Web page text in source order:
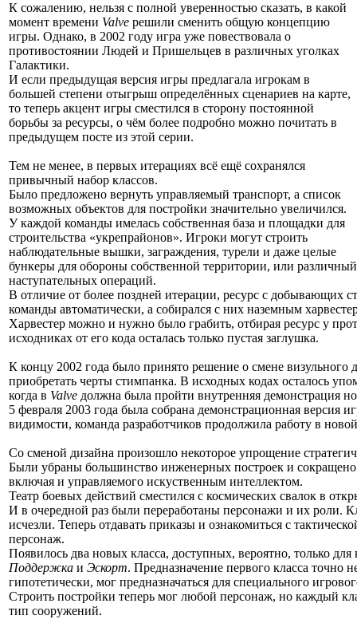
К сожалению, нельзя с полной уверенностью сказать, в какой
момент времени Valve решили сменить общую концепцию
игры. Однако, в 2002 году игра уже повествовала о
противостоянии Людей и Пришельцев в различных уголках
Галактики.
И если предыдущая версия игры предлагала игрокам в
большей степени отыгрыш определённых сценариев на карте,
то теперь акцент игры сместился в сторону постоянной
борьбы за ресурсы, о чём более подробно можно почитать в
предыдущем посте из этой серии.
Тем не менее, в первых итерациях всё ещё сохранялся
привычный набор классов.
Было предложено вернуть управляемый транспорт, а список
возможных объектов для постройки значительно увеличился.
У каждой команды имелась собственная база и площадки для
строительства «укрепрайонов». Игроки могут строить
наблюдательные вышки, заграждения, турели и даже целые
бункеры для обороны собственной территории, или
наступательных операций.
В отличие от более поздней итерации, ресурс с добывающих
команды автоматически, а собирался с них наземным
Харвестер можно и нужно было грабить, отбирая ресурс у
исходниках от его кода осталась только пустая заглушка.
К концу 2002 года было принято решение о смене визульного
приобретать черты стимпанка. В исходных кодах осталось
когда в Valve должна была пройти внутренняя демонстрация
5 февраля 2003 года была собрана демонстрационная версия
видимости, команда разработчиков продолжила работу в
Со сменой дизайна произошло некоторое упрощение
Были убраны большинство инженерных построек и сокращено
включая и управляемого искуственным интеллектом.
Театр боевых действий сместился с космических свалок в
И в очередной раз были переработаны персонажи и их роли.
исчезли. Теперь отдавать приказы и ознакомиться с
персонаж.
Появилось два новых класса, доступных, вероятно, только
Поддержка и Эскорт. Предназначение первого класса точно
гипотетически, мог предназначаться для специального
Строить постройки теперь мог любой персонаж, но каждый
тип сооружений.